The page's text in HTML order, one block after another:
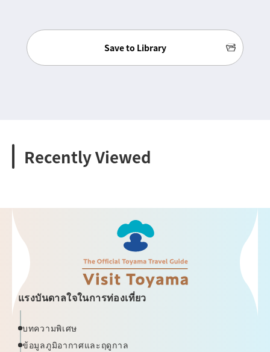
Save to Library
Recently Viewed
แรงบันดาลใจในการท่องเที่ยว
บทความพิเศษ
ข้อมูลภูมิอากาศและฤดูกาล